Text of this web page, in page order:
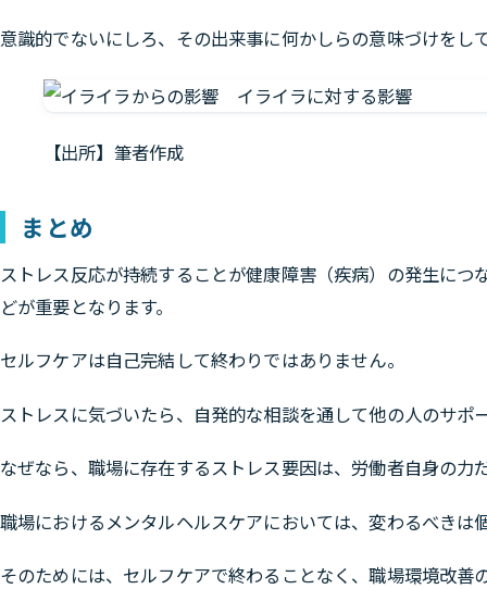
意識的でないにしろ、その出来事に何かしらの意味づけをし
【出所】筆者作成
まとめ
ストレス反応が持続することが健康障害（疾病）の発生に
どが重要となります。
セルフケアは自己完結して終わりではありません。
ストレスに気づいたら、自発的な相談を通して他の人のサ
なぜなら、職場に存在するストレス要因は、労働者自身の力
職場におけるメンタルヘルスケアにおいては、変わるべきは
そのためには、セルフケアで終わることなく、職場環境改善